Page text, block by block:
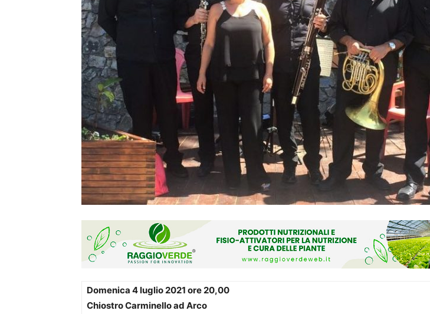
Domenica 4 luglio 2021 ore 20,00
Chiostro Carminello ad Arco